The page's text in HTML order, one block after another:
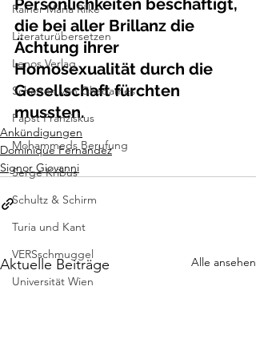
Rainer Maria Rilke
Literaturübersetzen
Lenos Verlag
Schatten von Ghadames
Papst Franziskus
Mohammeds Berufung
Serge Kribus
Schultz & Schirm
Turia und Kant
VERSschmuggel
Universität Wien
Persönlichkeiten beschäftigt,
die bei aller Brillanz die
Ächtung ihrer
Homosexualität durch die
Gesellschaft fürchten
mussten.
Ankündigungen
Dominique Fernandez
Signor Giovanni
Aktuelle Beiträge Alle ansehen